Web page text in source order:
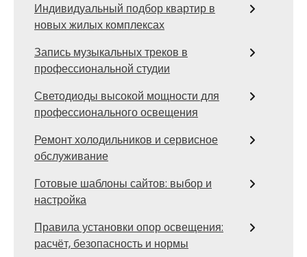
Индивидуальный подбор квартир в
новых жилых комплексах
Запись музыкальных треков в
профессиональной студии
Светодиоды высокой мощности для
профессионального освещения
Ремонт холодильников и сервисное
обслуживание
Готовые шаблоны сайтов: выбор и
настройка
Правила установки опор освещения:
расчёт, безопасность и нормы